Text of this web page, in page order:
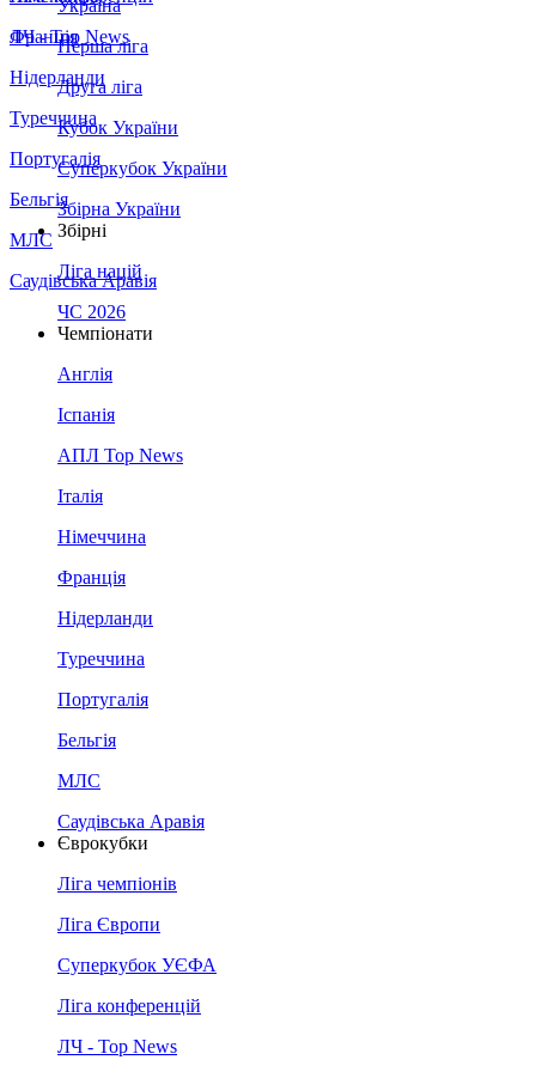
Франція
Нідерланди
Туреччина
Португалія
Бельгія
МЛС
Саудівська Аравія
ЛЧ - Top News
Україна
Перша ліга
Друга ліга
Кубок України
Суперкубок України
Збірна України
Збірні
Ліга націй
ЧС 2026
Чемпіонати
Англія
Іспанія
АПЛ Top News
Італія
Німеччина
Франція
Нідерланди
Туреччина
Португалія
Бельгія
МЛС
Саудівська Аравія
Єврокубки
Ліга чемпіонів
Ліга Європи
Суперкубок УЄФА
Ліга конференцій
ЛЧ - Top News